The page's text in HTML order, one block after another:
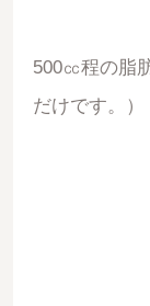
500㏄程の脂
だけです。）